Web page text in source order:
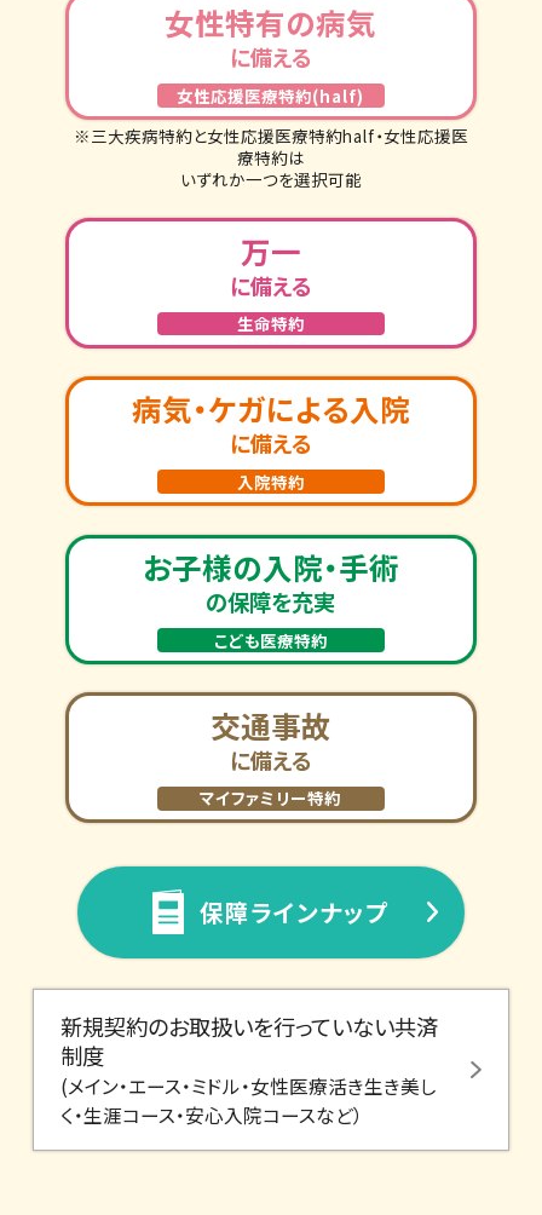
女性特有の病気
に備える
女性応援医療特約(half)
※三大疾病特約と女性応援医療特約half・女性応援医
療特約は
いずれか一つを選択可能
万一
に備える
生命特約
病気・ケガによる入院
に備える
入院特約
お子様の入院・手術
の保障を充実
こども医療特約
交通事故
に備える
マイファミリー特約
保障ラインナップ
新規契約のお取扱いを行っていない共済
制度
(メイン・エース・ミドル・女性医療活き生き美し
く・生涯コース・安心入院コースなど）